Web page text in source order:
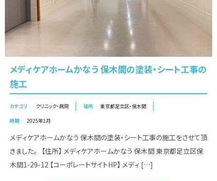
メディケアホームかなう 保木間の塗装・シート工事の
施工
カテゴリ クリニック・病院 場所
東京都足立区・保木間
時期
2025年1月
メディケアホームかなう 保木間の塗装・シート工事の施工をさせて頂
きました。 【住所】 メディケアホームかなう 保木間 東京都足立区保
木間1-29-12 【コーポレートサイトHP】 メディ […]